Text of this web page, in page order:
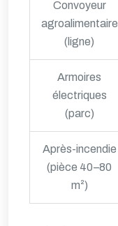
Convoyeur
agroalimentaire
(ligne)
Armoires
électriques
(parc)
Après-incendie
(pièce 40–80
m²)